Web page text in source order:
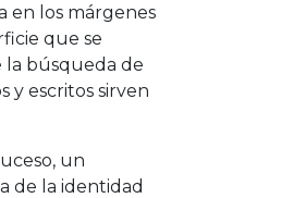
en los márgenes
que se
la búsqueda de
y escritos sirven
un
de la identidad